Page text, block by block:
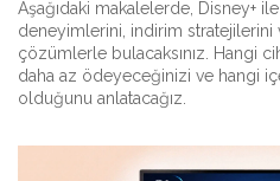
Aşağıdaki makalelerde, Disney+
deneyimlerini, indirim stratejilerini
çözümlerle bulacaksınız. Hangi
daha az ödeyeceğinizi ve hangi
olduğunu anlatacağız.